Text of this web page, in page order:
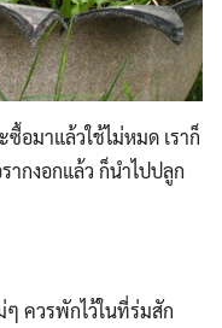
อมาแล้วใช้ไม่หมด เราก็
ากงอกแล้ว ก็นำไปปลูก
ๆ ควรพักไว้ในที่ร่มสัก